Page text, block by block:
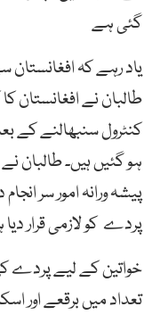
گئی ہے
یاد رہے کہ افغانستان
طالبان نے افغانستان
کنٹرول سنبھالنے کے
ہو گئیں ہیں۔ طالبان
پیشہ ورانہ امور سر
پردے کو لازمی قرار
خواتین کے لیے پردے
تعداد میں برقعے اور